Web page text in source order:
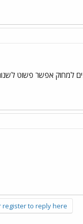
למחוק אפשר פשוט
register to reply here.